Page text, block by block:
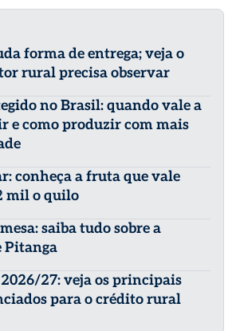
forma de entrega; veja o
rural precisa observar
no Brasil: quando vale a
e como produzir com mais
conheça a fruta que vale
mil o quilo
saiba tudo sobre a
Pitanga
27: veja os principais
para o crédito rural